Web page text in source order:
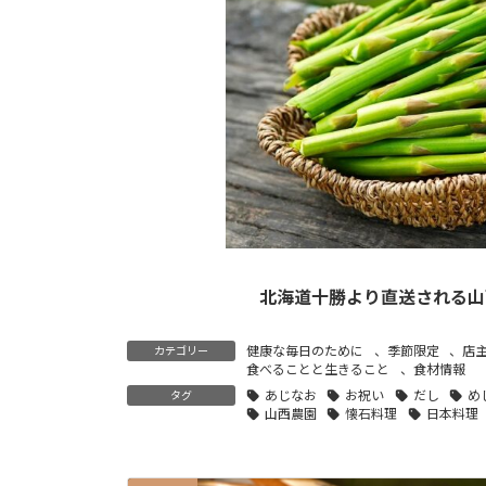
北海道十勝より直送される
カテゴリー 健康な毎日のために 、 季節限定 、 店
食べることと生きること
、 食材情報
タグ あじなお お祝い だし
め
山西農園
懐石料理 日本料理